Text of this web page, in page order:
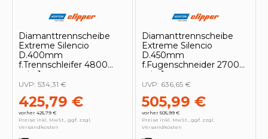
Diamanttrennscheibe
Extreme Silencio
D.400mm
f.Trennschleifer 4800
min-1
425,79 €
vorher 425,79 €
UVP: 534,31 €
Preise inkl. MwSt., ggf. zzgl.
Versandkosten
Diamanttrennscheibe
Extreme Silencio
D.450mm
f.Fugenschneider 2700
min-1
505,99 €
vorher 505,99 €
UVP: 636,65 €
Preise inkl. MwSt., ggf. zzgl.
Versandkosten